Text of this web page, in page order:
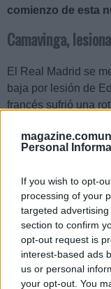
Personal
If you wish to opt-
processing of your
targeted
section to confirm
opt-out request is
interest-based ads
us or personal
your opt-out. You
comienzo de esta
Camavinga,
El Real Madrid se
baja por lesión de
francés sufrió una
partido de Copa
Morlanes,
La participación en
lesionado en el
jugador bermellón
interno de la rodilla
semanas.
Pellegrini no